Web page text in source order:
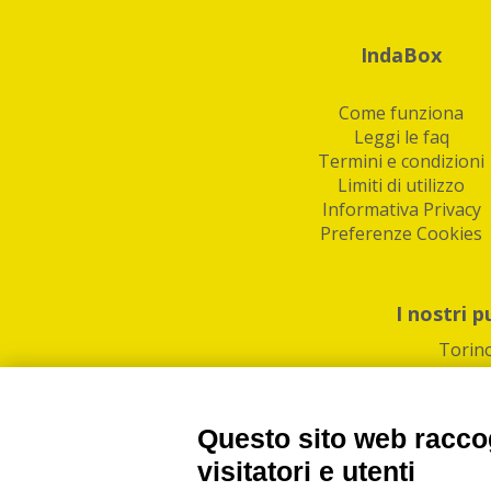
IndaBox
Come funziona
Leggi le faq
Termini e condizioni
Limiti di utilizzo
Informativa Privacy
Preferenze Cookies
I nostri
Questo sito web
visitatori e utenti